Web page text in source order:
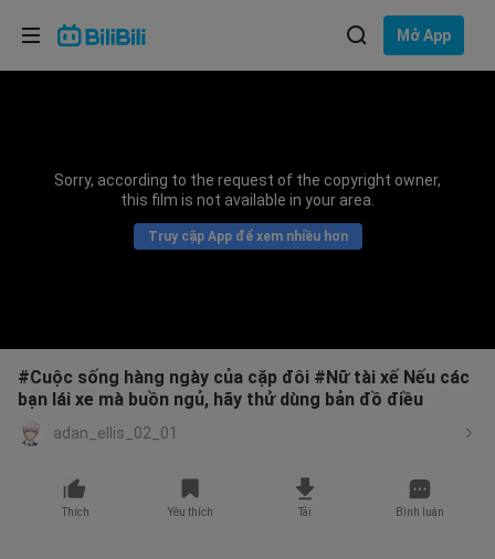
Mở App
Sorry, according to the request of the copyright owner,
this film is not available in your area.
Truy cập App để xem nhiều hơn
#Cuộc sống hàng ngày của cặp đôi #Nữ tài xế Nếu các
bạn lái xe mà buồn ngủ, hãy thử dùng bản đồ điều
adan_ellis_02_01
Thích Yêu thích Tải Bình luận
Lựa chọn ngôn ngữ
Bahasa Indonesia